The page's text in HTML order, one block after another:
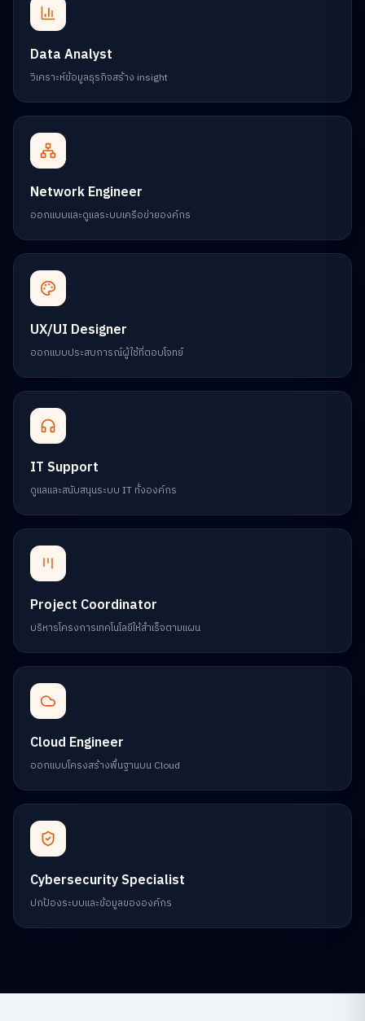
Data Analyst
วิเคราะห์ข้อมูลธุรกิจสร้าง insight
Network Engineer
ออกแบบและดูแลระบบเครือข่ายองค์กร
UX/UI Designer
ออกแบบประสบการณ์ผู้ใช้ที่ตอบโจทย์
IT Support
ดูแลและสนับสนุนระบบ IT ทั้งองค์กร
Project Coordinator
บริหารโครงการเทคโนโลยีให้สำเร็จตามแผน
Cloud Engineer
ออกแบบโครงสร้างพื้นฐานบน Cloud
Cybersecurity Specialist
ปกป้องระบบและข้อมูลขององค์กร